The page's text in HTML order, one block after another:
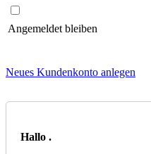
Angemeldet bleiben
Neues Kundenkonto anlegen
Hallo .